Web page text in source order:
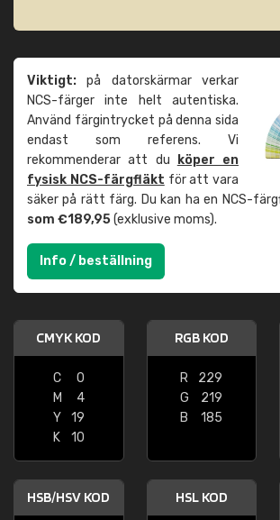
Viktigt: på datorskärmar verkar
NCS-färger inte helt autentiska.
Använd färgintrycket på denna sida
endast som referens. Vi
rekommenderar att du
köper en
fysisk NCS-färgfläkt för att vara
säker på rätt färg. Du kan ha en NCS-
som €189,95(exklusive moms).
Info / beställning
CMYK KOD
C
0
M
4
Y
19
K
10
RGB KOD
R
229
G
219
B
185
HSB/HSV KOD HSL KOD